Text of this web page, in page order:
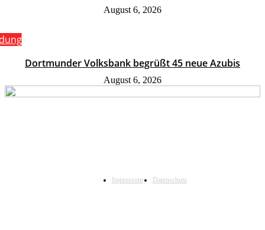
August 6, 2026
Dortmunder Volksbank begrüßt 45 neue Azubis
August 6, 2026
Impressum Datenschutz